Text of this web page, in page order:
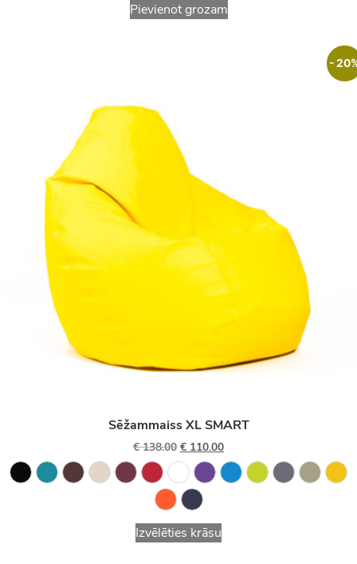
Pievienot grozam
-
Sēžammaiss XL SMART
€138.00 € 110.00
Izvēlēties krāsu